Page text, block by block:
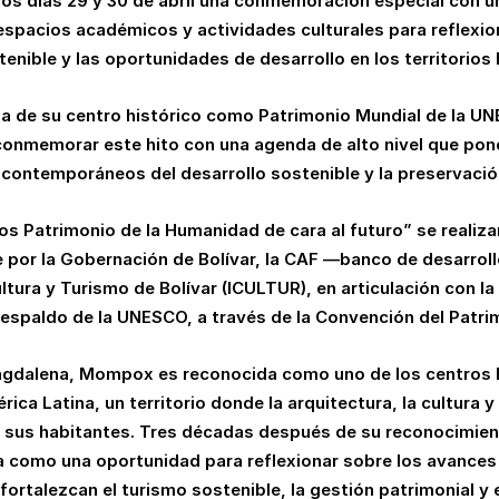
académicos y actividades culturales para
y las oportunidades de desarrollo en los territorios
de su centro histórico como Patrimonio Mundial de la
este hito con una agenda de alto nivel que
del desarrollo sostenible y la
Patrimonio de la Humanidad de cara al futuro” se
la Gobernación de Bolívar, la CAF —banco de
y Turismo de Bolívar (ICULTUR), en articulación con
de la UNESCO, a través de la Convención del
Mompox es reconocida como uno de los
Latina, un territorio donde la arquitectura, la cultura
habitantes. Tres décadas después de su
como una oportunidad para reflexionar sobre los
el turismo sostenible, la gestión patrimonial y